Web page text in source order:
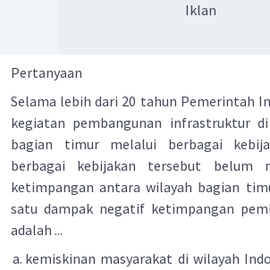
Iklan
Pertanyaan
Selama lebih dari 20 tahun Pemerintah
kegiatan pembangunan infrastruktur
bagian timur melalui berbagai
berbagai kebijakan tersebut belum
ketimpangan antara wilayah bagian
satu dampak negatif ketimpangan
adalah ...
kemiskinan masyarakat di wilayah